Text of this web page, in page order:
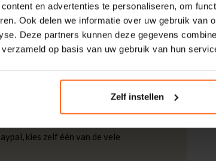
en advertenties te personaliseren, om
Ook delen we informatie over uw gebruik van
Deze partners kunnen deze gegevens
op basis van uw gebruik van hun
Zelf instellen
thuisgeleverd met DHL.
DHL voor slechts € 4,95 of op eigen
u ook gratis retourneren.
kies zelf één van de vele